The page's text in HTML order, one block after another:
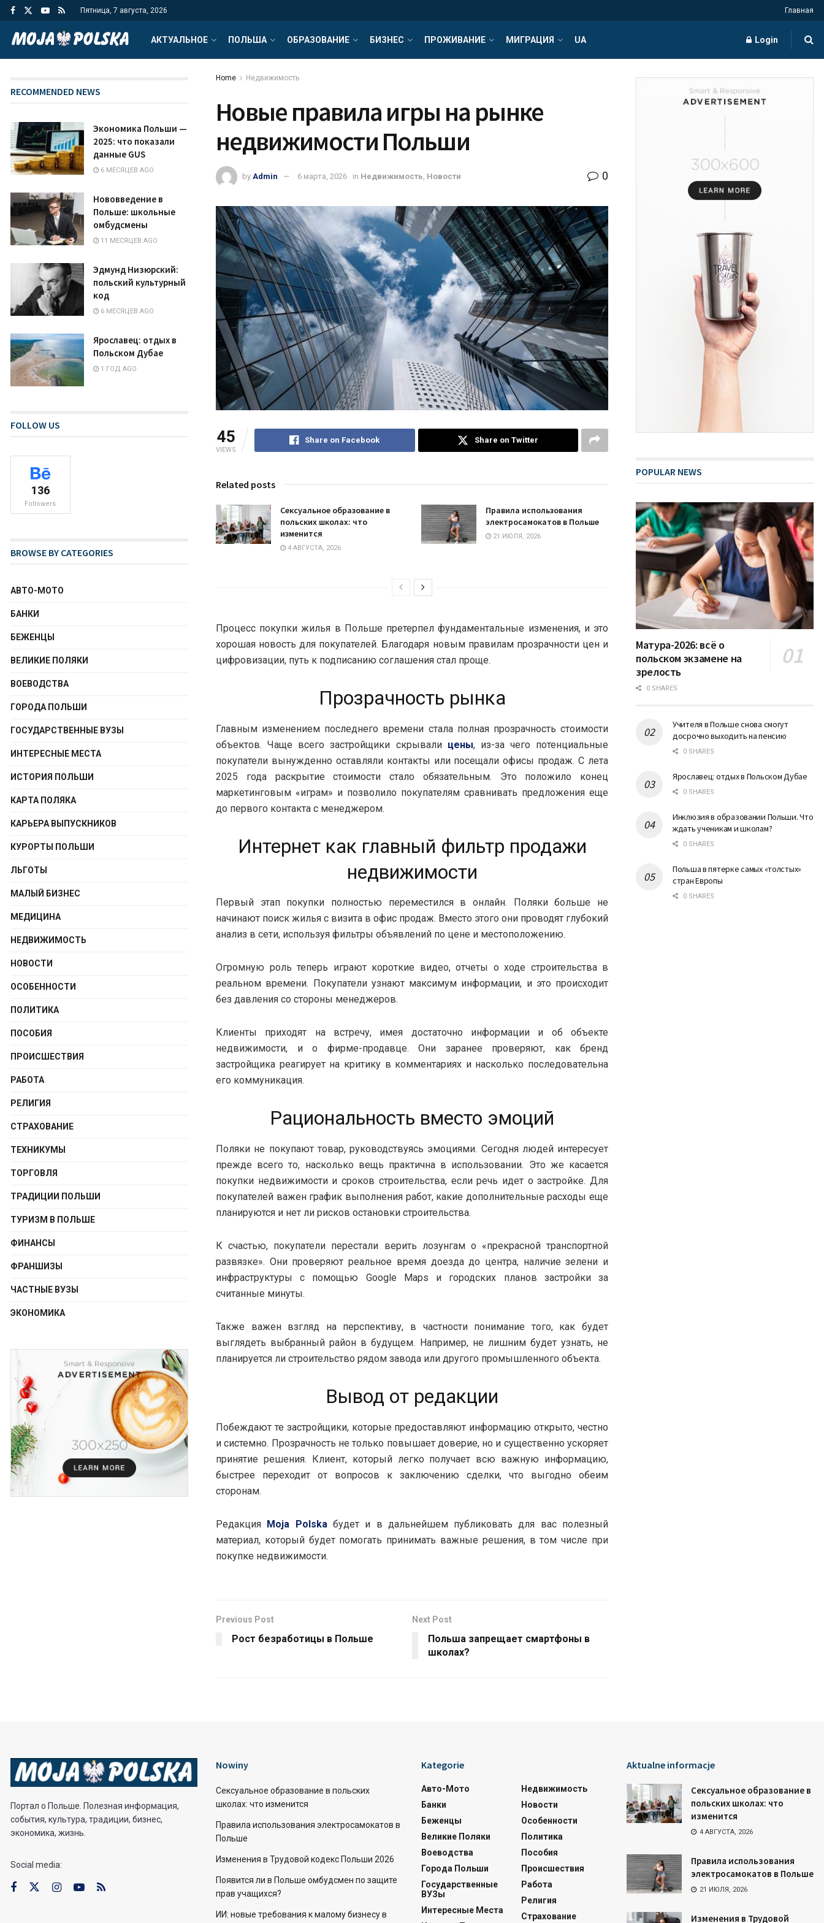
Пятница, 7 августа, 2026 Главная
АКТУАЛЬНОЕ ПОЛЬША ОБРАЗОВАНИЕ БИЗНЕС ПРОЖИВАНИЕ МИГРАЦИЯ UA Login
Home Недвижимость
Новые правила игры на рынке
недвижимости Польши
by Admin 6 марта, 2026 in Недвижимость Новости 0
45
VIEWS
Share on Facebook Share on Twitter
Related posts
Сексуальное образование в
польских школах: что
изменится
4 АВГУСТА, 2026
Правила использования
электросамокатов в Польше
21 ИЮЛЯ, 2026
Процесс покупки жилья в Польше претерпел фундаментальные изменения, и это
хорошая новость для покупателей. Благодаря новым правилам прозрачности цен и
цифровизации, путь к подписанию соглашения стал проще.
Прозрачность рынка
Главным изменением последнего времени стала полная прозрачность стоимости
объектов. Чаще всего застройщики скрывали цены, из-за чего потенциальные
покупатели вынужденно оставляли контакты или посещали офисы продаж. С лета
2025 года раскрытие стоимости стало обязательным. Это положило конец
маркетинговым «играм» и позволило покупателям сравнивать предложения еще
до первого контакта с менеджером.
Интернет как главный фильтр продажи
недвижимости
Первый этап покупки полностью переместился в онлайн. Поляки больше не
начинают поиск жилья с визита в офис продаж. Вместо этого они проводят глубокий
анализ в сети, используя фильтры объявлений по цене и местоположению.
Огромную роль теперь играют короткие видео, отчеты о ходе строительства в
реальном времени. Покупатели узнают максимум информации, и это происходит
без давления со стороны менеджеров.
Клиенты приходят на встречу, имея достаточно информации и об объекте
недвижимости, и о фирме-продавце. Они заранее проверяют, как бренд
застройщика реагирует на критику в комментариях и насколько последовательна
его коммуникация.
Рациональность вместо эмоций
Поляки не покупают товар, руководствуясь эмоциями. Сегодня людей интересует
прежде всего то, насколько вещь практична в использовании. Это же касается
покупки недвижимости и сроков строительства, если речь идет о застройке. Для
покупателей важен график выполнения работ, какие дополнительные расходы еще
планируются и нет ли рисков остановки строительства.
К счастью, покупатели перестали верить лозунгам о «прекрасной транспортной
развязке». Они проверяют реальное время доезда до центра, наличие зелени и
инфраструктуры с помощью Google Maps и городских планов застройки за
считанные минуты.
Также важен взгляд на перспективу, в частности понимание того, как будет
выглядеть выбранный район в будущем. Например, не лишним будет узнать, не
планируется ли строительство рядом завода или другого промышленного объекта.
Вывод от редакции
Побеждают те застройщики, которые предоставляют информацию открыто, честно
и системно. Прозрачность не только повышает доверие, но и существенно ускоряет
принятие решения. Клиент, который легко получает всю важную информацию,
быстрее переходит от вопросов к заключению сделки, что выгодно обеим
сторонам.
Редакция Moja Polska будет и в дальнейшем публиковать для вас полезный
материал, который будет помогать принимать важные решения, в том числе при
покупке недвижимости.
Previous Post
Рост безработицы в Польше
Next Post
Польша запрещает смартфоны в
школах?
RECOMMENDED NEWS
Экономика Польши —
2025: что показали
данные GUS
6 МЕСЯЦЕВ AGO
Нововведение в
Польше: школьные
омбудсмены
11 МЕСЯЦЕВ AGO
Эдмунд Низюрский:
польский культурный
код
6 МЕСЯЦЕВ AGO
Ярославец: отдых в
Польском Дубае
1 ГОД AGO
FOLLOW US
136
Followers
BROWSE BY CATEGORIES
АВТО-МОТО
БАНКИ
БЕЖЕНЦЫ
ВЕЛИКИЕ ПОЛЯКИ
ВОЕВОДСТВА
ГОРОДА ПОЛЬШИ
ГОСУДАРСТВЕННЫЕ ВУЗЫ
ИНТЕРЕСНЫЕ МЕСТА
ИСТОРИЯ ПОЛЬШИ
КАРТА ПОЛЯКА
КАРЬЕРА ВЫПУСКНИКОВ
КУРОРТЫ ПОЛЬШИ
ЛЬГОТЫ
МАЛЫЙ БИЗНЕС
МЕДИЦИНА
НЕДВИЖИМОСТЬ
НОВОСТИ
ОСОБЕННОСТИ
ПОЛИТИКА
ПОСОБИЯ
ПРОИСШЕСТВИЯ
РАБОТА
РЕЛИГИЯ
СТРАХОВАНИЕ
ТЕХНИКУМЫ
ТОРГОВЛЯ
ТРАДИЦИИ ПОЛЬШИ
ТУРИЗМ В ПОЛЬШЕ
ФИНАНСЫ
ФРАНШИЗЫ
ЧАСТНЫЕ ВУЗЫ
ЭКОНОМИКА
POPULAR NEWS
Матура-2026: всё о
польском экзамене на
зрелость
0 SHARES
Учителя в Польше снова смогут
досрочно выходить на пенсию
0 SHARES
Ярославец: отдых в Польском Дубае
0 SHARES
Инклюзия в образовании Польши. Что
ждать ученикам и школам?
0 SHARES
Польша в пятерке самых «толстых»
стран Европы
0 SHARES
Портал о Польше. Полезная информация,
события, культура, традиции, бизнес,
экономика, жизнь.
Social media:
Nowiny
Сексуальное образование в польских
школах: что изменится
Правила использования электросамокатов в
Польше
Изменения в Трудовой кодекс Польши 2026
Появится ли в Польше омбудсмен по защите
прав учащихся?
ИИ: новые требования к малому бизнесу в
Kategorie
Авто-Мото
Банки
Беженцы
Великие Поляки
Воеводства
Города Польши
Государственные
ВУЗы
Интересные Места
Недвижимость
Новости
Особенности
Политика
Пособия
Происшествия
Работа
Религия
Страхование
Aktualne informacje
Сексуальное образование в
польских школах: что
изменится
4 АВГУСТА, 2026
Правила использования
электросамокатов в Польше
21 ИЮЛЯ, 2026
Изменения в Трудовой